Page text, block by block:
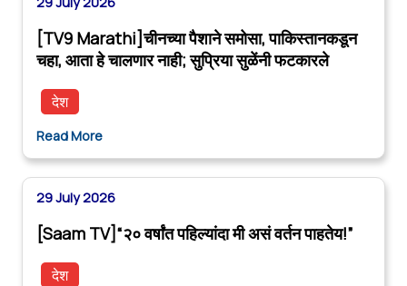
[TV9 Marathi]चीनच्या पैशाने समोसा, पाकिस्तानकडून
चहा, आता हे चालणार नाही; सुप्रिया सुळेंनी फटकारले
देश
Read More
29 July 2026
[Saam TV]“२० वर्षांत पहिल्यांदा मी असं वर्तन पाहतेय!”
देश